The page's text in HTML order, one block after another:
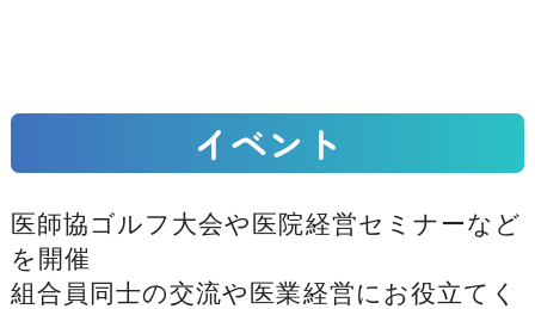
イベント
医師協ゴルフ大会や医院経営セミナーなど
を開催
組合員同士の交流や医業経営にお役立てく